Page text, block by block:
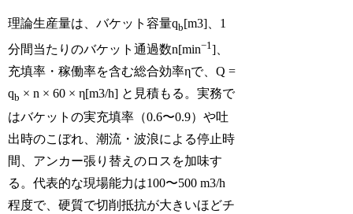
理論生産量は、バケット容量qb[m3]、1
分間当たりのバケット通過数n[min−1]、
充填率・稼働率を含む総合効率ηで、Q =
qb × n × 60 × η[m3/h] と見積もる。実務で
はバケットの実充填率（0.6〜0.9）や吐
出時のこぼれ、潮流・波浪による停止時
間、アンカー張り替えのロスを加味す
る。代表的な現場能力は100〜500 m3/h
程度で、硬質で切削抵抗が大きいほどチ